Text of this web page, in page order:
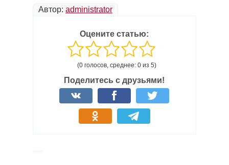
Автор: administrator
Оцените статью:
(0 голосов, среднее: 0 из 5)
Поделитесь с друзьями!